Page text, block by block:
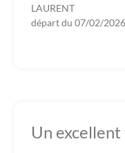
LAURENT
départ du 07/02/2026
Un